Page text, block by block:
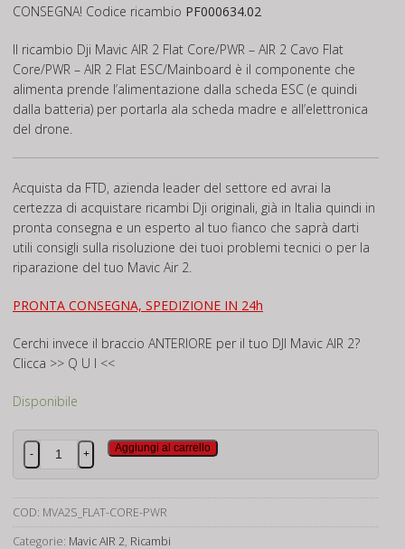
CONSEGNA! Codice ricambio PF000634.02
Il ricambio Dji Mavic AIR 2 Flat Core/PWR – AIR 2 Cavo Flat
Core/PWR – AIR 2 Flat ESC/Mainboard è il componente che
alimenta prende l’alimentazione dalla scheda ESC (e quindi
dalla batteria) per portarla ala scheda madre e all’elettronica
del drone.
Acquista da FTD, azienda leader del settore ed avrai la
certezza di acquistare ricambi Dji originali, già in Italia quindi in
pronta consegna e un esperto al tuo fianco che saprà darti
utili consigli sulla risoluzione dei tuoi problemi tecnici o per la
riparazione del tuo Mavic Air 2.
PRONTA CONSEGNA, SPEDIZIONE IN 24h
Cerchi invece il braccio ANTERIORE per il tuo DJI Mavic AIR 2?
Clicca >> Q U I <<
Disponibile
Dji
Mavic
2
Flat
- +
Aggiungi al carrello
COD: MVA2S_FLAT-CORE-PWR
Categorie: Mavic AIR 2, Ricambi